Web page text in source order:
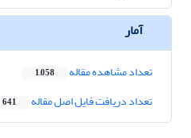
آمار
تعداد مشاهده مقاله 1,058
تعداد دریافت فایل اصل مقاله 641